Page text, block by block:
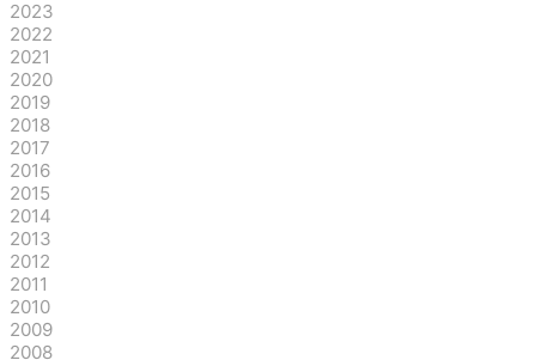
2023
2022
2021
2020
2019
2018
2017
2016
2015
2014
2013
2012
2011
2010
2009
2008